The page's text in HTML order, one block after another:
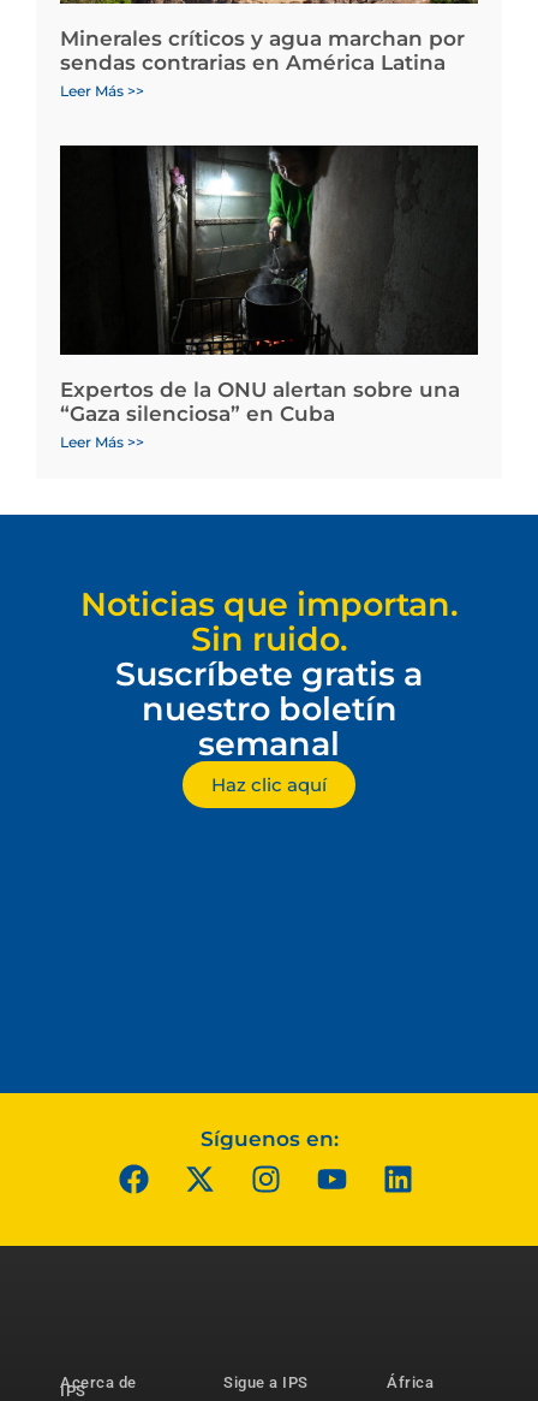
Minerales críticos y agua marchan por
sendas contrarias en América Latina
Leer Más >>
Expertos de la ONU alertan sobre una
“Gaza silenciosa” en Cuba
Leer Más >>
Noticias que importan.
Sin ruido.
Suscríbete gratis a
nuestro boletín
semanal
Haz clic aquí
Síguenos en:
Acerca de
IPS
Sigue a IPS
África